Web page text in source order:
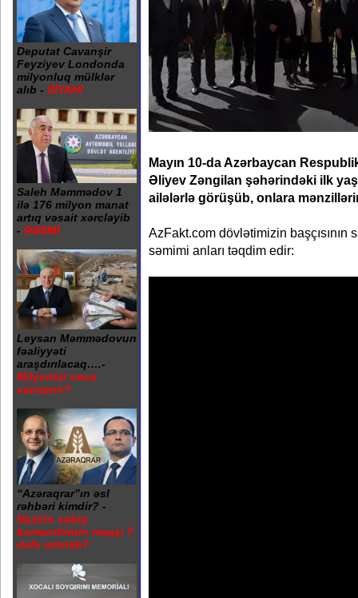
Deputat Cavanşir
Feyziyev Londonda
milyonluq mülklər
alıb - SİYAHI
Saleh Məmmədov 1
ilə 176 milyon manat
artıq vəsait xərcləyib
- RƏSMİ
Leysan Məmmədovun
fəaliyyəti
araşdırılacaq….-
Milyonlar necə
xərclənir?
“Azəraqrar”ın əsl
rəhbəri kimdir? -
Nazirin sabiq
komandirinin maaşı 7
dəfə artırılıb?
Mayın 10-da Azərbaycan
Əliyev Zəngilan şəhərindəki ilk
ailələrlə görüşüb, onlara
AzFakt.com dövlətimizin başçısının
səmimi anları təqdim edir: